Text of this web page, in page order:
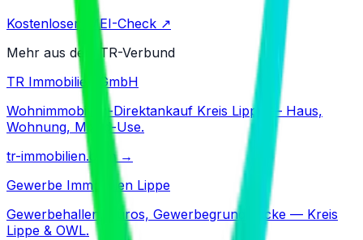
Kostenloser IMEI-Check ↗
Mehr aus dem TR-Verbund
TR Immobilien GmbH
Wohnimmobilien-Direktankauf Kreis Lippe — Haus,
Wohnung, Mixed-Use.
tr-immobilien.com→
Gewerbe Immobilien Lippe
Gewerbehallen, Büros, Gewerbegrundstücke — Kreis
Lippe & OWL.